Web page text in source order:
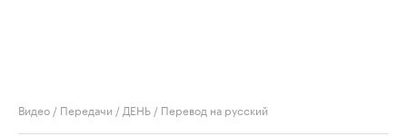
Видео / Передачи / ДЕНЬ / Перевод на русский